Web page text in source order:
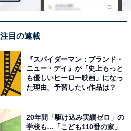
注目の連載
『スパイダーマン：ブランド・
ニュー・デイ』が「史上もっと
も優しいヒーロー映画」になっ
た理由。予習したい作品は？
20年間「駆け込み実績ゼロ」の
学校も…「こども110番の家」